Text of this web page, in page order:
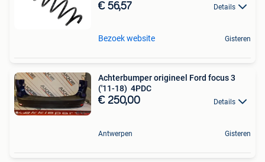
€ 56,57 Details
Bezoek website Gisteren
Achterbumper origineel Ford focus 3
('11-18) 4PDC
€ 250,00 Details
Antwerpen Gisteren